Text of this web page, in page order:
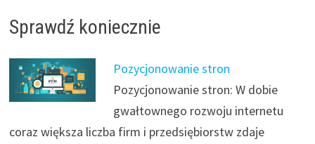
Sprawdź koniecznie
Pozycjonowanie stron
Pozycjonowanie stron: W dobie
gwałtownego rozwoju internetu
coraz większa liczba firm i przedsiębiorstw zdaje